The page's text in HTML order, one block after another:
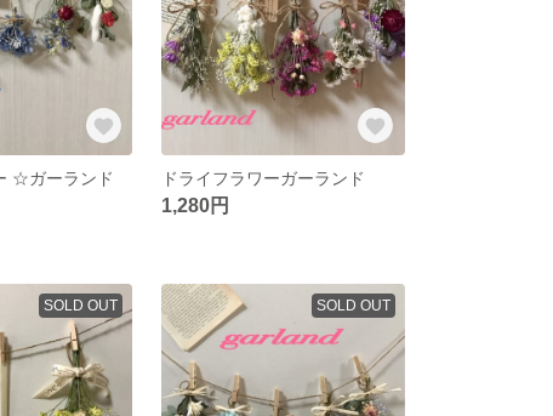
☆ガーランド ドライフラワーガーランド
1,280円
SOLD OUT SOLD OUT